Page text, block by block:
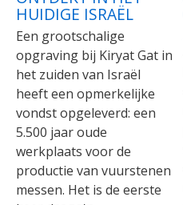
HUIDIGE ISRAËL
Een grootschalige
opgraving bij Kiryat Gat in
het zuiden van Israël
heeft een opmerkelijke
vondst opgeleverd: een
5.500 jaar oude
werkplaats voor de
productie van vuurstenen
messen. Het is de eerste